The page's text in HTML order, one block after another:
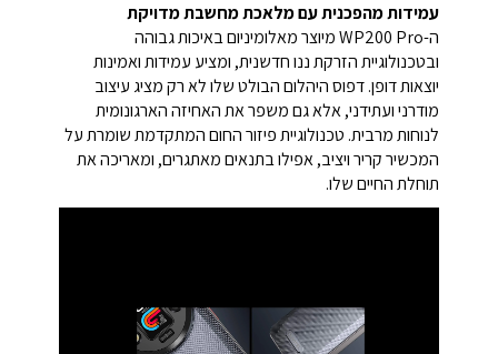
עמידות מהפכנית עם מלאכת מחשבת מדויקת
ה-WP200 Pro מיוצר מאלומיניום באיכות גבוהה
ובטכנולוגיית הזרקת ננו חדשנית, ומציע עמידות ואמינות
יוצאות דופן. דפוס היהלום הבולט שלו לא רק מציג עיצוב
מודרני ועתידני, אלא גם משפר את האחיזה הארגונומית
לנוחות מרבית. טכנולוגיית פיזור החום המתקדמת שומרת על
המכשיר קריר ויציב, אפילו בתנאים מאתגרים, ומאריכה את
תוחלת החיים שלו.